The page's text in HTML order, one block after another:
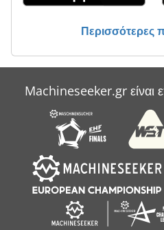
Περισσότερες
Machineseeker.gr είναι